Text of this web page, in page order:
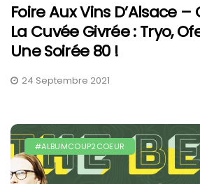
Foire Aux Vins D’Alsace
La Cuvée Givrée : Tryo,
Une Soirée 80 !
24 Septembre 2021
#ALBUMCOUP2COEUR